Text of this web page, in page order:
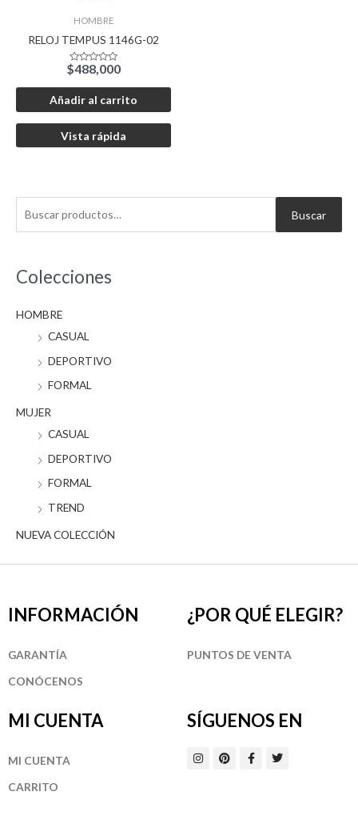
u
c
r
Buscar
Colecciones
HOMBRE
CASUAL
DEPORTIVO
FORMAL
MUJER
CASUAL
DEPORTIVO
FORMAL
TREND
NUEVA COLECCIÓN
HOMBRE
RELOJ TEMPUS 1146G-02
Valorado
0
de
5
$488,000
Añadir al carrito
Vista rápida
INFORMACIÓN
GARANTÍA
CONÓCENOS
¿POR QUÉ ELEGIR?
PUNTOS DE VENTA
MI CUENTA
MI CUENTA
CARRITO
SÍGUENOS EN
I
n
P
i
F
a
T
w